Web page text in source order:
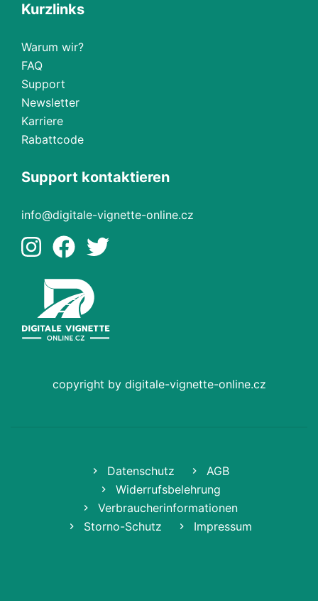
Kurzlinks
Warum wir?
FAQ
Support
Newsletter
Karriere
Rabattcode
Support kontaktieren
info@digitale-vignette-online.cz
copyright by digitale-vignette-online.cz
Datenschutz
AGB
Widerrufsbelehrung
Verbraucherinformationen
Storno-Schutz
Impressum